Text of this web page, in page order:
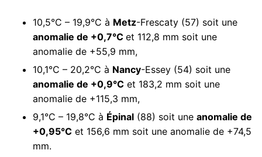
10,5°C – 19,9°C à Metz-Frescaty (57) soit une
anomalie de +0,7°C et 112,8 mm soit une
anomalie de +55,9 mm,
10,1°C – 20,2°C à Nancy-Essey (54) soit une
anomalie de +0,9°C et 183,2 mm soit une
anomalie de +115,3 mm,
9,1°C – 19,8°C à Épinal (88) soit une anomalie de
+0,95°C et 156,6 mm soit une anomalie de +74,5
mm.